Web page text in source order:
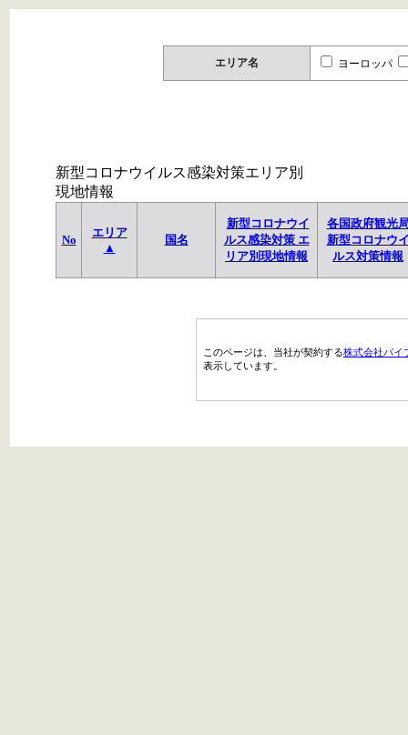
エリア名 ヨーロッパ
新型コロナウイルス感染対策エリア別
現地情報
No
エリア
▲
国名
新型コロナウイ
ルス感染対策 エ
リア別現地情報
各国政府観光
新型コロナウ
ルス対策情報
このページは、当社が契約する株式会社パイ
表示しています。